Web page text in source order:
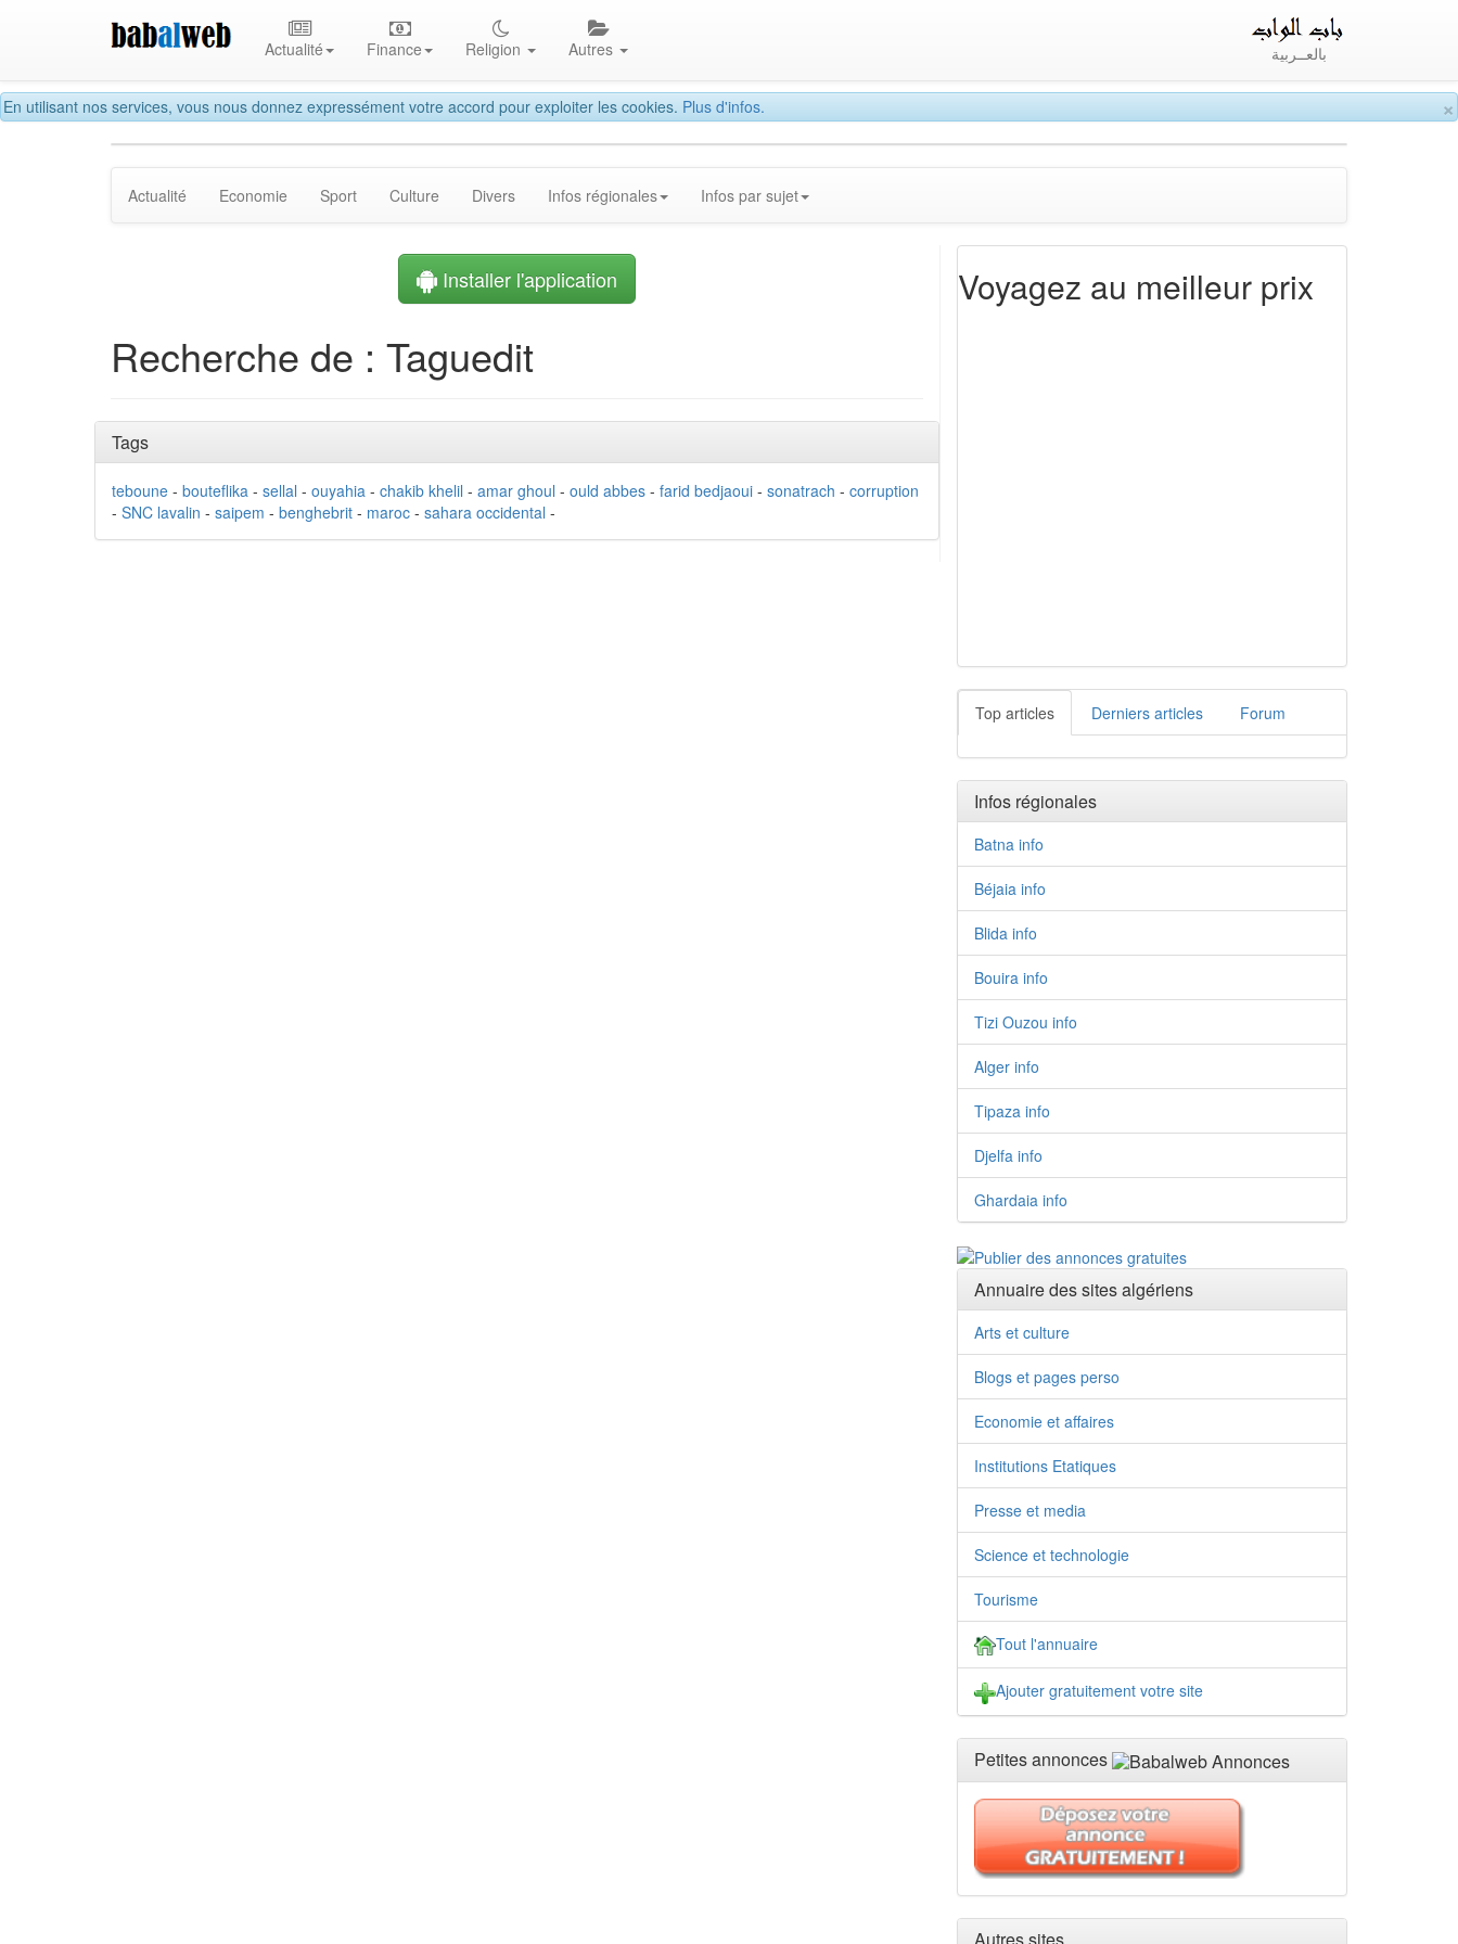
×
En utilisant nos services, vous nous donnez expressément votre accord pour exploiter les cookies. Plus d'infos.
Actualité Finance Religion Autres بالعــربية
Actualité Economie Sport Culture Divers Infos régionales Infos par sujet
Installer l'application
Recherche de : Taguedit
Tags
teboune - bouteflika - sellal - ouyahia - chakib khelil - amar ghoul - ould abbes - farid bedjaoui - sonatrach - corruption
- SNC lavalin - saipem - benghebrit - maroc - sahara occidental -
Voyagez au meilleur prix
Top articles Derniers articles Forum
Infos régionales
Batna info
Béjaia info
Blida info
Bouira info
Tizi Ouzou info
Alger info
Tipaza info
Djelfa info
Ghardaia info
Annuaire des sites algériens
Arts et culture
Blogs et pages perso
Economie et affaires
Institutions Etatiques
Presse et media
Science et technologie
Tourisme
Tout l'annuaire
Ajouter gratuitement votre site
Petites annonces
Autres sites